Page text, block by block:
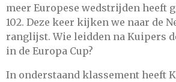
meer Europese wedstrijden heeft
102. Deze keer kijken we naar de
ranglijst. Wie leidden na Kuipers
in de Europa Cup?
In onderstaand klassement heeft